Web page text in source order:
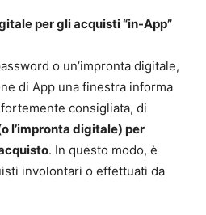
per gli acquisti “in-App”
o un’impronta digitale,
di App una finestra informa
consigliata, di
l’impronta digitale) per
. In questo modo, è
involontari o effettuati da